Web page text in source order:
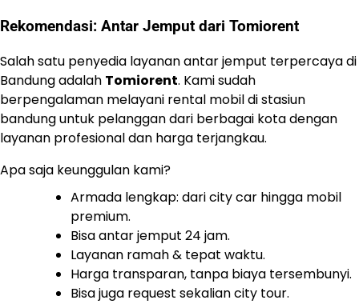
Rekomendasi: Antar Jemput dari Tomiorent
Salah satu penyedia layanan antar jemput terpercaya di
Bandung adalah Tomiorent. Kami sudah
berpengalaman melayani rental mobil di stasiun
bandung untuk pelanggan dari berbagai kota dengan
layanan profesional dan harga terjangkau.
Apa saja keunggulan kami?
Armada lengkap: dari city car hingga mobil
premium.
Bisa antar jemput 24 jam.
Layanan ramah & tepat waktu.
Harga transparan, tanpa biaya tersembunyi.
Bisa juga request sekalian city tour.